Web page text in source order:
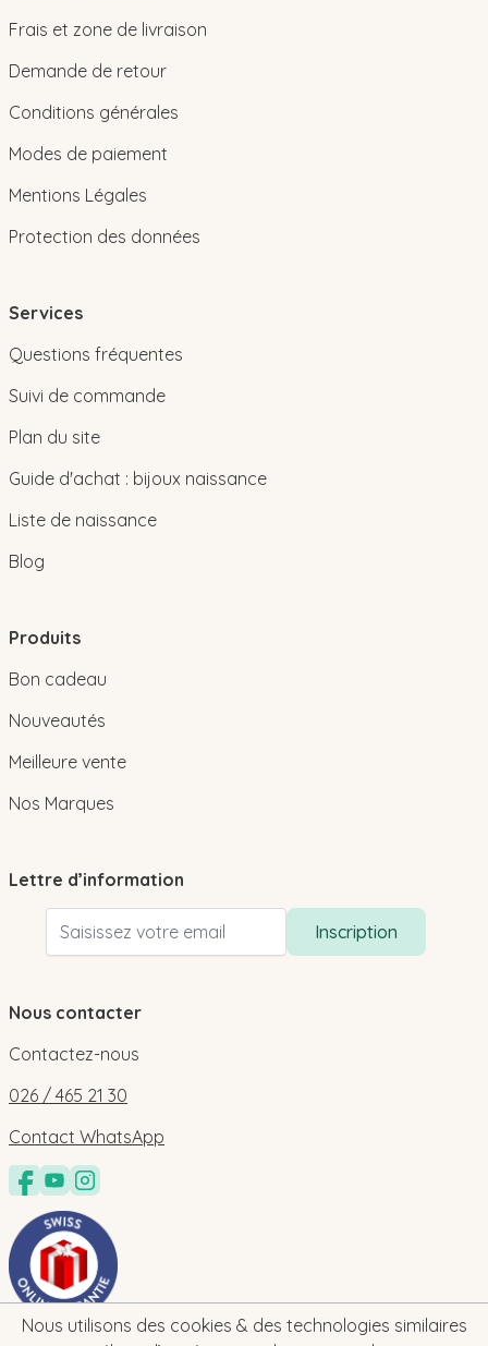
Nous utilisons des cookies & des technologies similaires
Frais et zone de livraison
Demande de retour
Conditions générales
Modes de paiement
Mentions Légales
Protection des données
Services
Questions fréquentes
Suivi de commande
Plan du site
Guide d'achat : bijoux naissance
Liste de naissance
Blog
Produits
Bon cadeau
Nouveautés
Meilleure vente
Nos Marques
Lettre d’information
Adresse email
Inscription
Nous contacter
Contactez-nous
026 / 465 21 30
Contact WhatsApp